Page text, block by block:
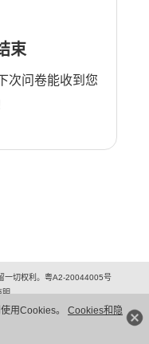
用Cookies。 Cookies和隐
束
次问卷能收到您
一切权利。粤A2-20044005号
明